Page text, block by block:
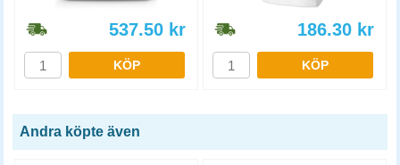
537.50 kr
KÖP
186.30 kr
KÖP
Andra köpte även